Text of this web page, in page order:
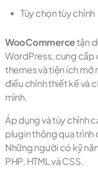
Tùy chọn tùy chỉnh
WooCommercetận
WordPress, cung cấp
themes và tiện ích mở
điều chỉnh thiết kế và
mình.
Áp dụng và tùy chỉnh
plugin thông qua trình
Những người có kỹ
PHP, HTML và CSS.